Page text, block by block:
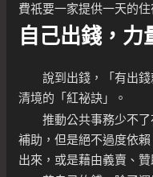
費祇要一家提供一天的
自己出錢，力
說到出錢，「有出錢
清境的「紅祕訣」。
推動公共事務少不了
補助，但是絕不過度依
出來，或是藉由義賣、